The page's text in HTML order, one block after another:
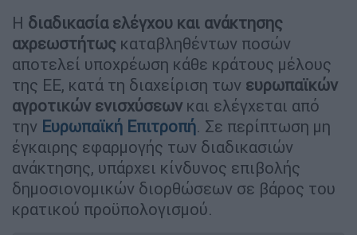
Η διαδικασία ελέγχου και ανάκτησης
αχρεωστήτως καταβληθέντων ποσών
αποτελεί υποχρέωση κάθε κράτους μέλους
της ΕΕ, κατά τη διαχείριση των ευρωπαϊκών
αγροτικών ενισχύσεων και ελέγχεται από
την Ευρωπαϊκή Επιτροπή. Σε περίπτωση μη
έγκαιρης εφαρμογής των διαδικασιών
ανάκτησης, υπάρχει κίνδυνος επιβολής
δημοσιονομικών διορθώσεων σε βάρος του
κρατικού προϋπολογισμού.